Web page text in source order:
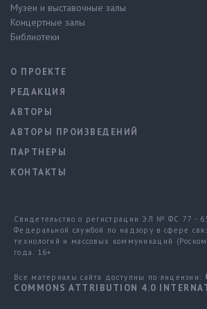
Музеи и выставочные залы
Концертные залы
Библиотеки
О ПРОЕКТЕ
РЕДАКЦИЯ
АВТОРЫ
АВТОРЫ ПРОИЗВЕДЕНИЙ
ПАРТНЕРЫ
КОНТАКТЫ
Свидетельство о регистрации ЭЛ № ФС 77 -
Федеральной службой по надзору в сфере
технологий и массовых коммуникаций
года. 16+
Все материалы сайта доступны по лицензии:
COMMONS ATTRIBUTION 4.0